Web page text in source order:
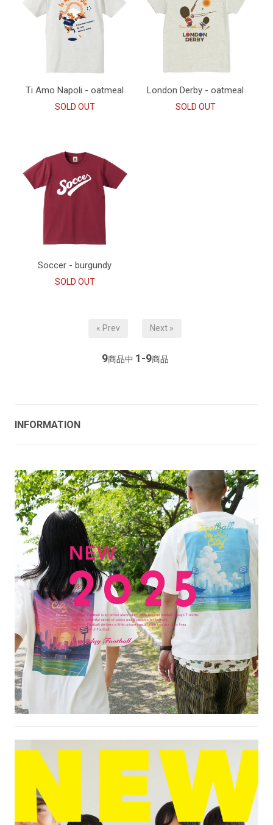
Ti Amo Napoli - oatmeal
SOLD OUT
London Derby - oatmeal
SOLD OUT
Soccer - burgundy
SOLD OUT
« Prev Next »
9商品中 1-9商品
INFORMATION